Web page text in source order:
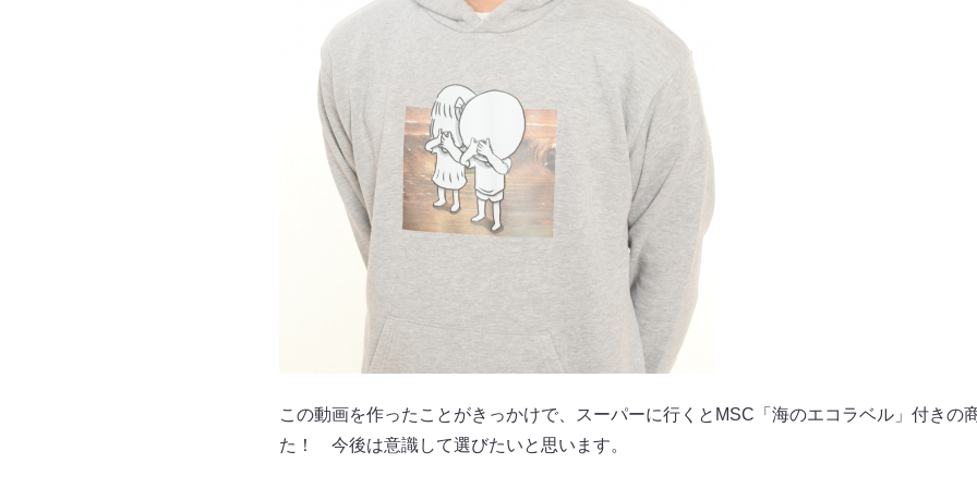
この動画を作ったことがきっかけで、スーパーに行くとMSC「海のエコラベル」付きの
た！ 今後は意識して選びたいと思います。